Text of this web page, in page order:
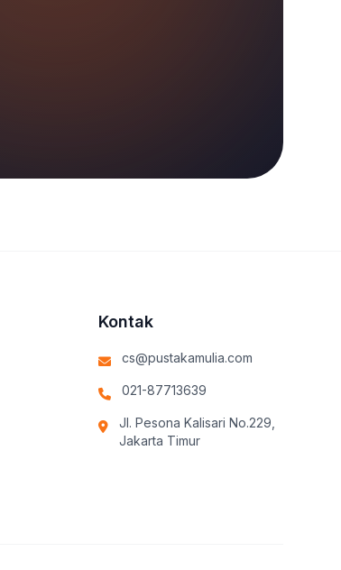
Kontak
cs@pustakamulia.com
021-87713639
Jl. Pesona Kalisari No.229,
Jakarta Timur